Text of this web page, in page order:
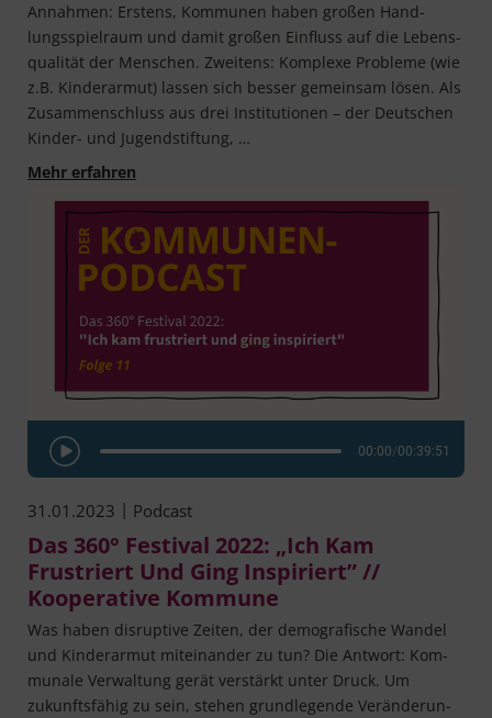
Annah­men: Ers­tens, Kom­mu­nen haben gro­ßen Hand­
lungs­spiel­raum und damit gro­ßen Ein­fluss auf die Lebens­
qua­li­tät der Men­schen. Zwei­tens: Kom­ple­xe Pro­ble­me (wie
z.B. Kin­der­ar­mut) las­sen sich bes­ser gemein­sam lösen. Als
Zusam­men­schluss aus drei Insti­tu­tio­nen – der Deut­schen
Kin­­der- und Jugendstiftung, …
Mehr erfahren„Alleine wären wir jetzt noch nicht so weit“ –
Play Episode 00:00/00:39:51
31.01.2023 | Podcast
Das 360° Festival 2022: „Ich Kam
Frustriert Und Ging Inspiriert” //
Kooperative Kommune
Was haben dis­rup­ti­ve Zei­ten, der demo­gra­fi­sche Wan­del
und Kin­der­ar­mut mit­ein­an­der zu tun? Die Ant­wort: Kom­
mu­na­le Ver­wal­tung gerät ver­stärkt unter Druck. Um
zukunfts­fä­hig zu sein, ste­hen grund­le­gen­de Ver­än­de­run­